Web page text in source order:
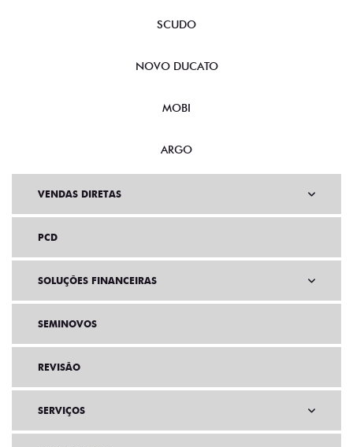
SCUDO
NOVO DUCATO
MOBI
ARGO
VENDAS DIRETAS
PCD
SOLUÇÕES FINANCEIRAS
SEMINOVOS
REVISÃO
SERVIÇOS